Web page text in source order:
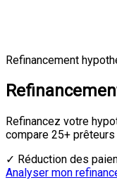
Refinancement
Refinancez votre
compare 25+ prêteurs
✓ Réduction des
Analyser mon